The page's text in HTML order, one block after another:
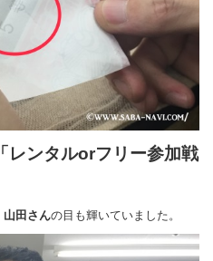
「レンタルorフリー参加戦
山田さんの目も輝いていました。